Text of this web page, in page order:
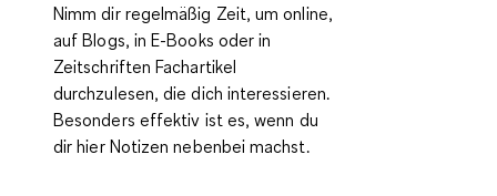
Nimm dir regelmäßig Zeit, um online,
auf Blogs, in E-Books oder in
Zeitschriften Fachartikel
durchzulesen, die dich interessieren.
Besonders effektiv ist es, wenn du
dir hier Notizen nebenbei machst.